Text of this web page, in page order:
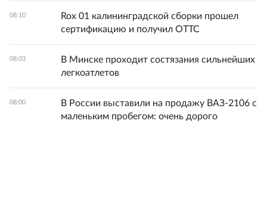
08:10
Rox 01 калининградской сборки прошел
сертификацию и получил ОТТС
08:03
В Минске проходит состязания сильнейших
легкоатлетов
08:00
В России выставили на продажу ВАЗ-2106 с
маленьким пробегом: очень дорого